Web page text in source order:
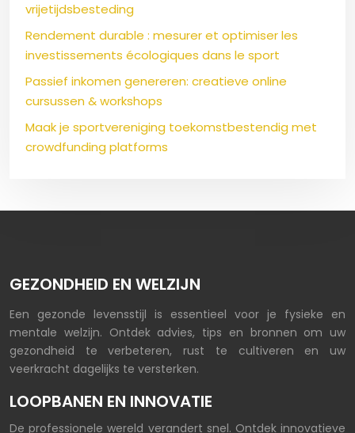
vrijetijdsbesteding
Rendement durable : mesurer et optimiser les
investissements écologiques dans le sport
Passief inkomen genereren: creatieve online
cursussen & workshops
Maak je sportvereniging toekomstbestendig met
crowdfunding platforms
GEZONDHEID EN WELZIJN
Een gezonde levensstijl is essentieel voor je fysieke en
mentale welzijn. Ontdek advies, tips en bronnen om uw
gezondheid te verbeteren, rust te cultiveren en uw
veerkracht dagelijks te versterken.
LOOPBANEN EN INNOVATIE
De professionele wereld verandert snel. Ontdek innovatieve